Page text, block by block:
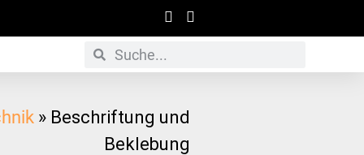
» Beschriftung und
Beklebung